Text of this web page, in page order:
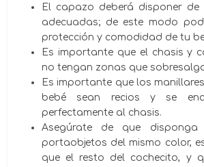
El capazo deberá disponer de
adecuadas; de este modo
protección y comodidad de tu
Es importante que el chasis y
no tengan zonas que
Es importante que los
bebé sean recios y se
perfectamente al chasis.
Asegúrate de que
portaobjetos del mismo color,
que el resto del cochecito, y